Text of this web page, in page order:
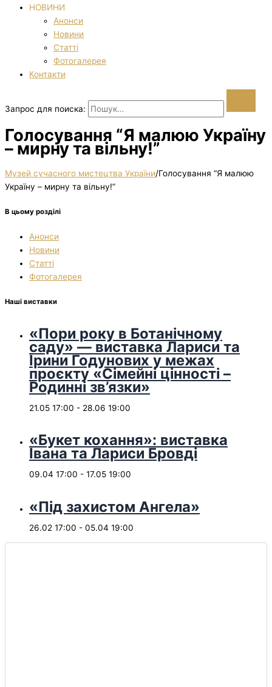
НОВИНИ
Анонси
Новини
Статті
Фотогалерея
Контакти
Запрос для поиска:
Голосування “Я малюю Україну
– мирну та вільну!”
Музей сучасного мистецтва України/Голосування “Я малюю
Україну – мирну та вільну!”
В цьому розділі
Анонси
Новини
Статті
Фотогалерея
Наші виставки
«Пори року в Ботанічному
саду» — виставка Лариси та
Ірини Годунових у межах
проєкту «Сімейні цінності –
Родинні зв’язки»
21.05 17:00 - 28.06 19:00
«Букет кохання»: виставка
Івана та Лариси Бровді
09.04 17:00 - 17.05 19:00
«Під захистом Ангела»
26.02 17:00 - 05.04 19:00